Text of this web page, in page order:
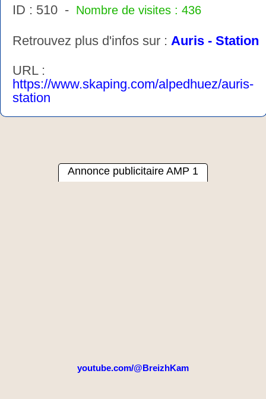
ID : 510 - Nombre de visites : 436
Retrouvez plus d'infos sur : Auris - Station
URL :
https://www.skaping.com/alpedhuez/auris-
station
Annonce publicitaire AMP 1
youtube.com/@BreizhKam